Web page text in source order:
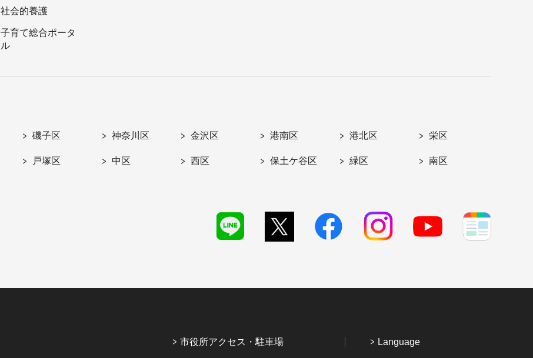
社会的養護
子育て総合ポータ
ル
磯子区 神奈川区 金沢区 港南区 港北区 栄区
戸塚区 中区 西区 保土ケ谷区 緑区 南区
市役所アクセス・駐車場 Language